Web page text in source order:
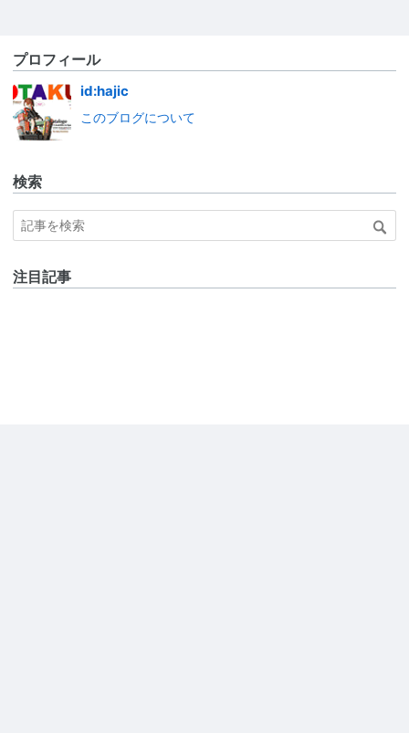
プロフィール
id:hajic
このブログについて
検索
注目記事